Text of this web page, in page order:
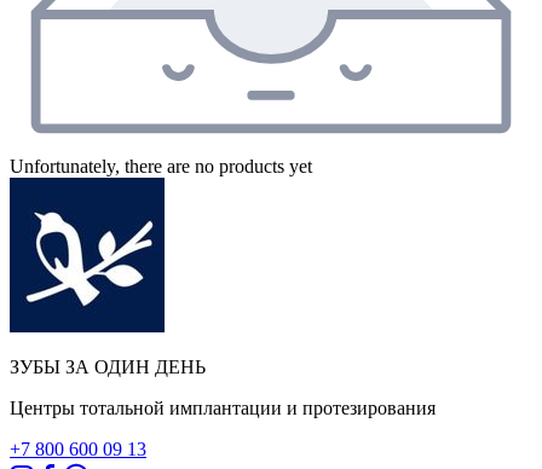
Unfortunately, there are no products yet
ЗУБЫ ЗА ОДИН ДЕНЬ
Центры тотальной имплантации и протезирования
+7 800 600 09 13